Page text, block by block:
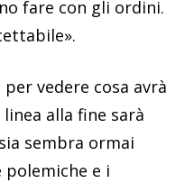
fare con gli ordini.
vedere cosa avrà
alla fine sarà
sembra ormai
polemiche e i